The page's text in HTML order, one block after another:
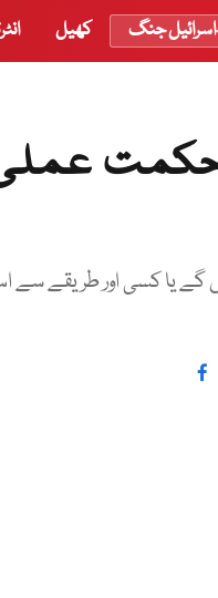
اسرائیل جنگ کھیل
حکمت
یا کسی اور طریقے سے